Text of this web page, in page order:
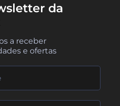
da
a receber
e ofertas